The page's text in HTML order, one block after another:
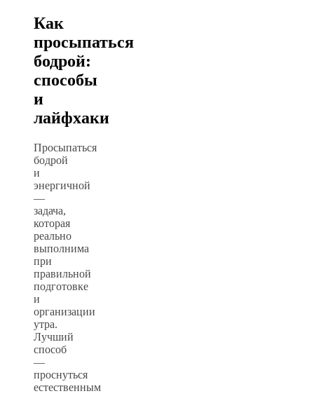
Как
просыпаться
бодрой:
способы
и
лайфхаки
Просыпаться
бодрой
и
энергичной
—
задача,
которая
реально
выполнима
при
правильной
подготовке
и
организации
утра.
Лучший
способ
—
проснуться
естественным